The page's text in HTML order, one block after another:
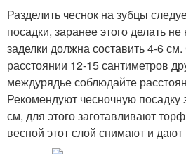
Разделить чеснок на зубцы
посадки, заранее этого делать
заделки должна составить 4-6
расстоянии 12-15 сантиметров
междурядье соблюдайте
Рекомендуют чесночную посадку
см, для этого заготавливают
весной этот слой снимают и